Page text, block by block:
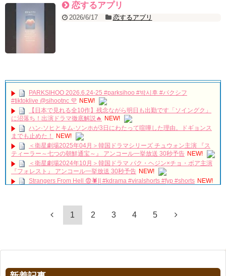
恋するアプリ
2026/6/17 恋するアプリ
PARKSIHOO 2026.6.24-25 #parksihoo #박시후 #パクシフ
#tiktoklive @sihootnc 💜 NEW!
【日本で見れる全10作】残念ながら明日も出勤です「ソイングク」
に沼落ち！出演ドラマ徹底解説🔥
NEW!
ハン·ソヒとキム·ソンホが3日にわたって喧嘩した理由。ドギョンス
までも止めた！
NEW!
＜衛星劇場2025年04月＞韓国ドラマシリーズ チュウォン主演 『ス
ティーラー～七つの朝鮮通宝～』 アンコール一挙放送 30秒予告 NEW!
＜衛星劇場2024年10月＞韓国ドラマ パク・ヘジン×チョ・ボア主演
『フォレスト』 アンコール一挙放送 30秒予告 NEW!
Strangers From Hell 😨🕷️|| #kdrama #viralshorts #fyp #shorts NEW!
サム、マイウェイOSTメドレー 心を動かす曲
[FMV] 이판사판(イ判サ判) – DMEANOR(디미너) – The
「違う（ちがう）・異なる」を韓国語では？「다르다（タルダ）」
の意味・使い方について
■韓国ドラマ『キング～Two Hearts』予告動画（日本語字幕）につい
yoon kyun sang
1 2 3 4 5